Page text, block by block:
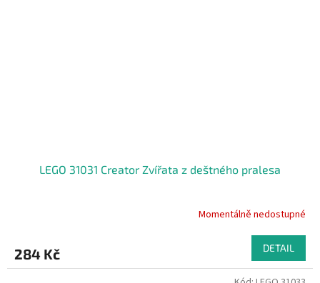
LEGO 31031 Creator Zvířata z deštného pralesa
Momentálně nedostupné
284 Kč DETAIL